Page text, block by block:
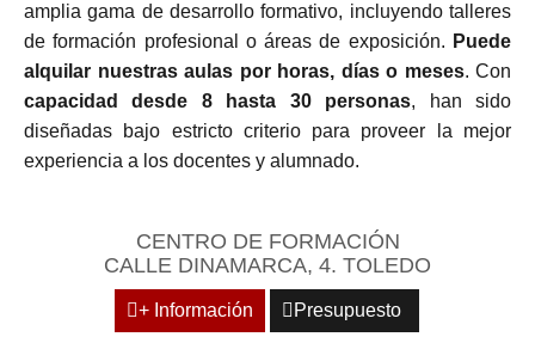
amplia gama de desarrollo formativo, incluyendo talleres
de formación profesional o áreas de exposición. Puede
alquilar nuestras aulas por horas, días o meses. Con
capacidad desde 8 hasta 30 personas, han sido
diseñadas bajo estricto criterio para proveer la mejor
experiencia a los docentes y alumnado.
CENTRO DE FORMACIÓN
CALLE DINAMARCA, 4. TOLEDO
+ Información Presupuesto